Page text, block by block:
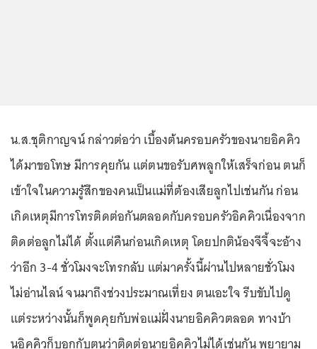
น.ส.ชุติกาญจน์ กล่าวต่อว่า เบื้องต้นครอบครัวของนายอิคคิว
ได้มาขอโทษ มีการคุยกัน แต่ตนขอรับศพลูกให้เสร็จก่อน ตนก็
เข้าใจในความรู้สึกของคนเป็นแม่ที่ต้องเสียลูกไปเช่นกัน ก่อน
เกิดเหตุมีการโทรติดต่อกันตลอดกับครอบครัวอิคคิวเนื่องจาก
ติดต่อลูกไม่ได้ ตั้งแต่คืนก่อนเกิดเหตุ โดยปกติน้องจีจี้จะอ้าง
ว่าอีก 3-4 ชั่วโมงจะโทรกลับ แต่มาครั้งนี้ผ่านไปหลายชั่วโมง
ไม่อ่านไลน์ จนมาถึงช่วงประมาณเที่ยง ตนเอะใจ รีบขับไปดู
แต่ระหว่างนั้นก็พูดคุยกับพ่อแม่ฝั่งนายอิคคิวตลอด ทางบ้า
นอิคคิวก็บอกกับตนว่าติดต่อนายอิคคิวไม่ได้เช่นกัน พยายาม